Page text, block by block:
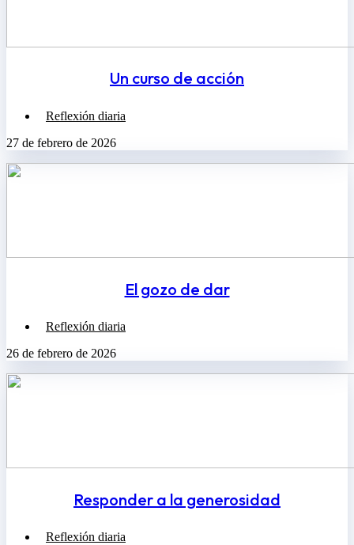
Un curso de acción
Reflexión diaria
27 de febrero de 2026
El gozo de dar
Reflexión diaria
26 de febrero de 2026
Responder a la generosidad
Reflexión diaria